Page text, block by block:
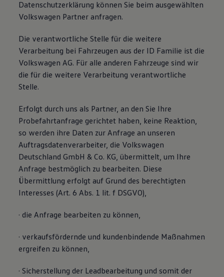
Datenschutzerklärung können Sie beim ausgewählten
Volkswagen Partner anfragen.
Die verantwortliche Stelle für die weitere
Verarbeitung bei Fahrzeugen aus der ID Familie ist die
Volkswagen AG. Für alle anderen Fahrzeuge sind wir
die für die weitere Verarbeitung verantwortliche
Stelle.
Erfolgt durch uns als Partner, an den Sie Ihre
Probefahrtanfrage gerichtet haben, keine Reaktion,
so werden ihre Daten zur Anfrage an unseren
Auftragsdatenverarbeiter, die Volkswagen
Deutschland GmbH & Co. KG, übermittelt, um Ihre
Anfrage bestmöglich zu bearbeiten. Diese
Übermittlung erfolgt auf Grund des berechtigten
Interesses (Art. 6 Abs. 1 lit. f DSGVO),
· die Anfrage bearbeiten zu können,
· verkaufsfördernde und kundenbindende Maßnahmen
ergreifen zu können,
· Sicherstellung der Leadbearbeitung und somit der